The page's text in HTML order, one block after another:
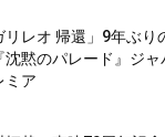
リレオ 帰還」9年ぶり
沈黙のパレード』ジャ
ミア